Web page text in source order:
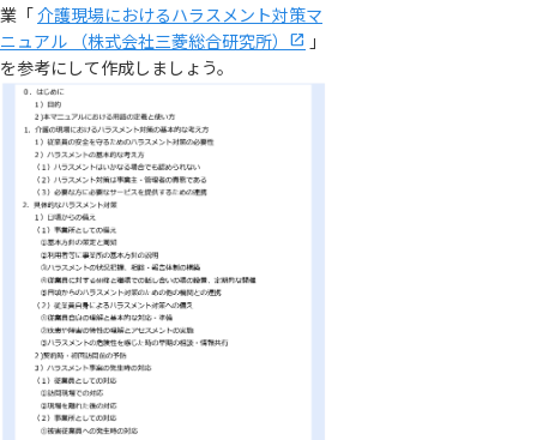
業「 介護現場におけるハラスメント対策マ
ニュアル （株式会社三菱総合研究所）
」
を参考にして作成しましょう。